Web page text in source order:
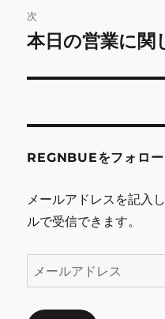
ビ
ゲ
ー
稿:
次
次
投
本日の営業に関
REGNBUEをフォロー
メールアドレスを記入
ルで受信できます。
ー
ル